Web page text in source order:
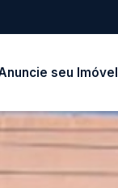
seu Imóvel